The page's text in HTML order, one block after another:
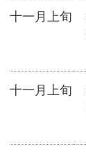
十一月上旬
十一月上旬